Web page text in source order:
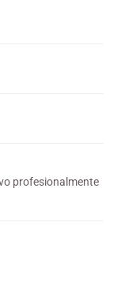
profesionalmente